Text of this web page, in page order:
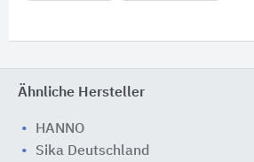
Ähnliche Hersteller
HANNO
Sika Deutschland